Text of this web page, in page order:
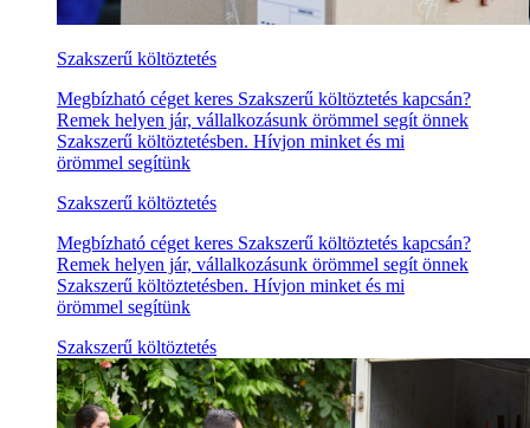
Szakszerű költöztetés
Megbízható céget keres Szakszerű költöztetés kapcsán?
Remek helyen jár, vállalkozásunk örömmel segít önnek
Szakszerű költöztetésben. Hívjon minket és mi
örömmel segítünk
Szakszerű költöztetés
Megbízható céget keres Szakszerű költöztetés kapcsán?
Remek helyen jár, vállalkozásunk örömmel segít önnek
Szakszerű költöztetésben. Hívjon minket és mi
örömmel segítünk
Szakszerű költöztetés